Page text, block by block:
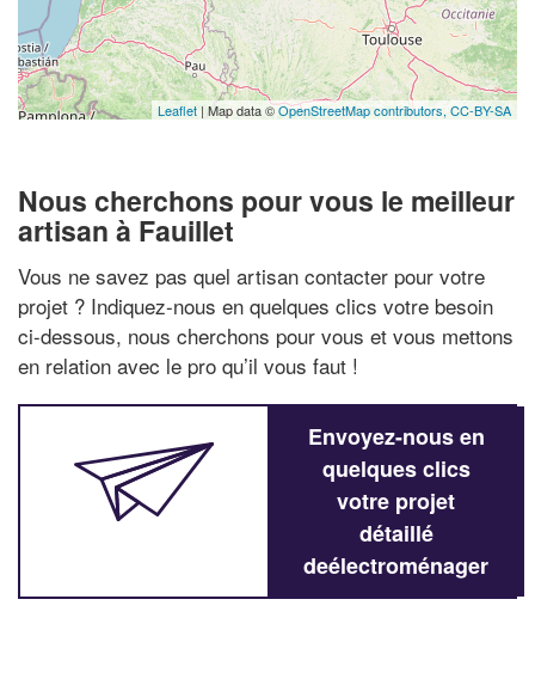
Leaflet | Map data ©OpenStreetMap contributors, CC-BY-SA
Nous cherchons pour vous le meilleur
artisan à Fauillet
Vous ne savez pas quel artisan contacter pour votre
projet ? Indiquez-nous en quelques clics votre besoin
ci-dessous, nous cherchons pour vous et vous mettons
en relation avec le pro qu’il vous faut !
Envoyez-nous en
quelques clics
votre projet
détaillé
deélectroménager